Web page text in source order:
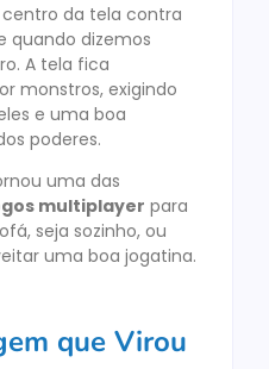
da tela contra
quando dizemos
A tela fica
monstros, exigindo
e uma boa
poderes.
uma das
multiplayer para
seja sozinho, ou
uma boa jogatina.
que Virou